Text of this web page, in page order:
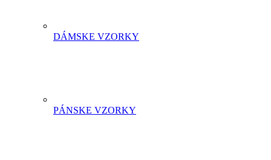
DÁMSKE VZORKY
PÁNSKE VZORKY